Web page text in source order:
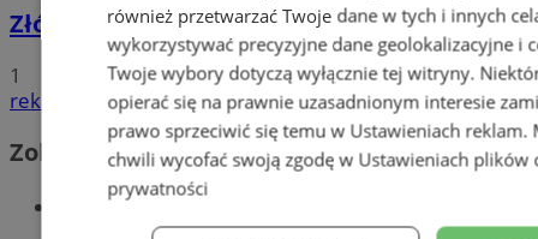
Złóż wniosek o dodatek węglowy
1
reklama
Zobacz również
Wiadomości kryminalne w Wodzisławiu
również przetwarzać Twoje dane w tych i innych
wykorzystywać precyzyjne dane geolokalizacyjne i
Twoje wybory dotyczą wyłącznie tej witryny.
opierać się na prawnie uzasadnionym interesie
prawo sprzeciwić się temu w Ustawieniach reklam.
chwili wycofać swoją zgodę w Ustawieniach plików
prywatności